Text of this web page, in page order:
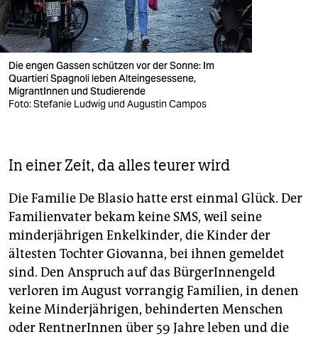
Die engen Gassen schützen vor der Sonne: Im
Quartieri Spagnoli leben Alteingesessene,
MigrantInnen und Studierende
Foto: Stefanie Ludwig und Augustin Campos
In einer Zeit, da alles teurer wird
Die Familie De Blasio hatte erst einmal Glück. Der
Familienvater bekam keine SMS, weil seine
minderjährigen Enkelkinder, die Kinder der
ältesten Tochter Giovanna, bei ihnen gemeldet
sind. Den Anspruch auf das BürgerInnengeld
verloren im August vorrangig Familien, in denen
keine Minderjährigen, behinderten Menschen
oder RentnerInnen über 59 Jahre leben und die